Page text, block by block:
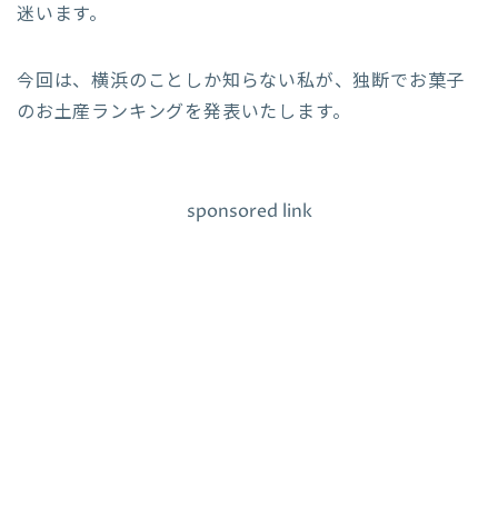
迷います。
今回は、横浜のことしか知らない私が、独断でお菓子
のお土産ランキングを発表いたします。
sponsored link